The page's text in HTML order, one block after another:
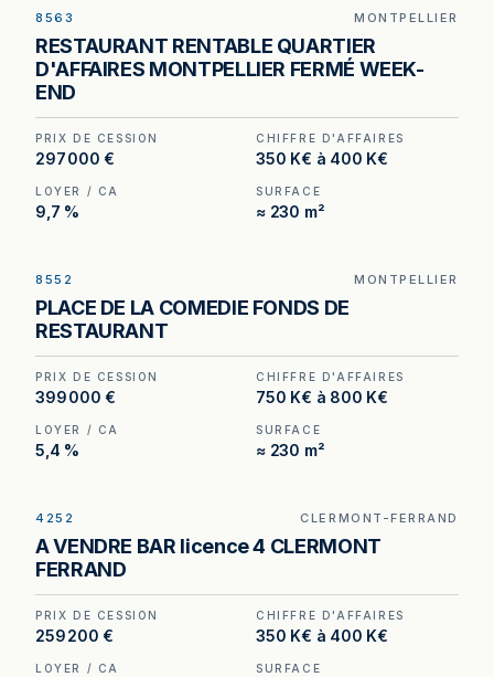
couverts en salle et environ 60 places en
terrasse dans le quartier d'affaires.
8563 MONTPELLIER
RESTAURANT RENTABLE QUARTIER
D'AFFAIRES MONTPELLIER FERMÉ WEEK-
END
PRIX DE CESSION
297 000 €
CHIFFRE D'AFFAIRES
350 K€ à 400 K€
LOYER / CA
9,7 %
SURFACE
≈ 230 m²
deux pas de la Place de la Comédie.
8552 MONTPELLIER
PLACE DE LA COMEDIE FONDS DE
RESTAURANT
PRIX DE CESSION
399 000 €
CHIFFRE D'AFFAIRES
750 K€ à 800 K€
LOYER / CA
5,4 %
SURFACE
≈ 230 m²
Bar Licence IV avec petite restauration à vendre
à Clermont-Ferrand, au prix de 280 800 €.
(Honoraires à la charge de l'acquéreur : 20 800
€).
4252 CLERMONT-FERRAND
A VENDRE BAR licence 4 CLERMONT
FERRAND
PRIX DE CESSION
259 200 €
CHIFFRE D'AFFAIRES
350 K€ à 400 K€
LOYER / CA SURFACE